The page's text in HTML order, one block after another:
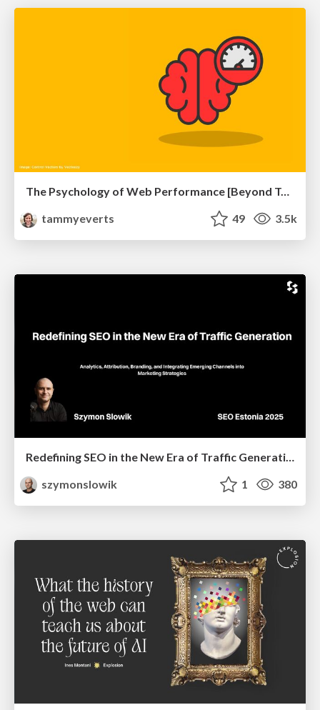
The Psychology of Web Performance [Beyond Tellerrand 2023]
tammyeverts
49 3.5k
Redefining SEO in the New Era of Traffic Generation
szymonslowik
1 380